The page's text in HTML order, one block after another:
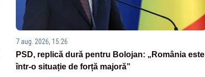
7 aug. 2026, 15:26
PSD, replică dură pentru Bolojan: „România este
într-o situație de forță majoră”